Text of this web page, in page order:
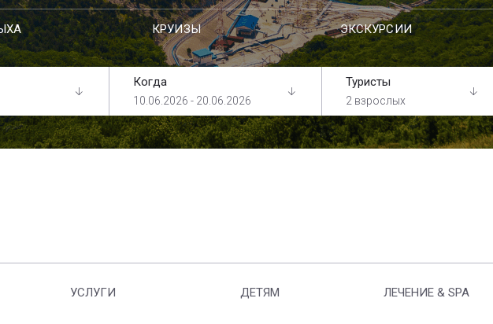
КРУИЗЫ ЭКСКУРСИИ
Когда
10.06.2026 - 20.06.2026
Туристы
2 взрослых
УСЛУГИ ДЕТЯМ ЛЕЧЕНИЕ & SPA